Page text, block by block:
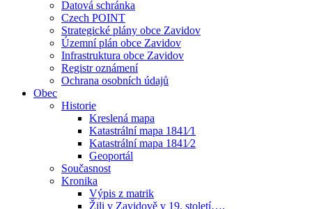
Datová schránka
Czech POINT
Strategické plány obce Zavidov
Územní plán obce Zavidov
Infrastruktura obce Zavidov
Registr oznámení
Ochrana osobních údajů
Obec
Historie
Kreslená mapa
Katastrální mapa 1841⁄1
Katastrální mapa 1841⁄2
Geoportál
Současnost
Kronika
Výpis z matrik
Žili v Zavidově v 19. století….